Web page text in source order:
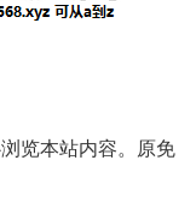
览本站内容。原免